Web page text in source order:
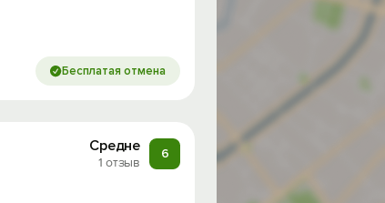
Бесплатая отмена
Средне
1 отзыв
6